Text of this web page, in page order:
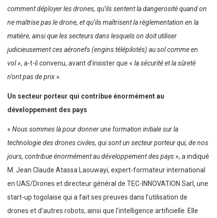
comment déployer les drones, qu’ils sentent la dangerosité quand on
ne maîtrise pas le drone, et qu’ils maîtrisent la règlementation en la
matière, ainsi que les secteurs dans lesquels on doit utiliser
judicieusement ces aéronefs (engins télépilotés) au sol comme en
vol», a-t-il convenu, avant d’insister que « la sécurité et la sûreté
n’ont pas de prix ».
Un secteur porteur qui contribue énormément au
développement des pays
« Nous sommes là pour donner une formation initiale sur la
technologie des drones civiles, qui sont un secteur porteur qui, de nos
jours, contribue énormément au développement des pays », a indiqué
M. Jean Claude Atassa Laouwayi, expert-formateur international
en UAS/Drones et directeur général de TEC-INNOVATION Sarl, une
start-up togolaise qui a fait ses preuves dans l’utilisation de
drones et d’autres robots, ainsi que l’intelligence artificielle. Elle